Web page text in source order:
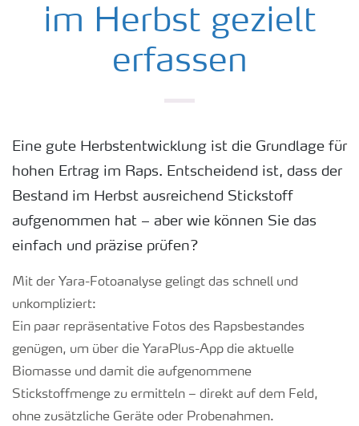
im Herbst gezielt
erfassen
Eine gute Herbstentwicklung ist die Grundlage für
hohen Ertrag im Raps. Entscheidend ist, dass der
Bestand im Herbst ausreichend Stickstoff
aufgenommen hat – aber wie können Sie das
einfach und präzise prüfen?
Mit der Yara-Fotoanalyse gelingt das schnell und
unkompliziert:
Ein paar repräsentative Fotos des Rapsbestandes
genügen, um über die YaraPlus-App die aktuelle
Biomasse und damit die aufgenommene
Stickstoffmenge zu ermitteln – direkt auf dem Feld,
ohne zusätzliche Geräte oder Probenahmen.